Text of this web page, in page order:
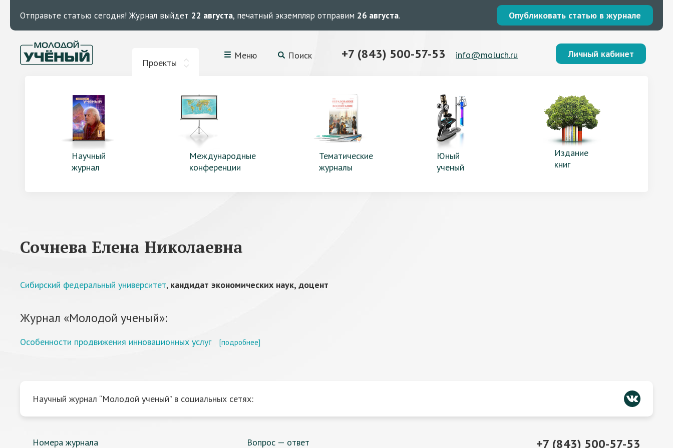
Отправьте статью сегодня! Журнал выйдет 22 августа, печатный экземпляр отправим 26 августа. Опубликовать статью в журнале
Проекты
Меню Поиск +7 (843) 500-57-53 info@moluch.ru Личный кабинет
Научный
журнал
Международные
конференции
Тематические
журналы
Юный
ученый
Издание
книг
Сочнева Елена Николаевна
Сибирский федеральный университет, кандидат экономических наук, доцент
Журнал «Молодой ученый»:
Особенности продвижения инновационных услуг [подробнее]
Научный журнал “Молодой ученый” в социальных сетях:
Номера журнала Вопрос — ответ +7 (843) 500-57-53